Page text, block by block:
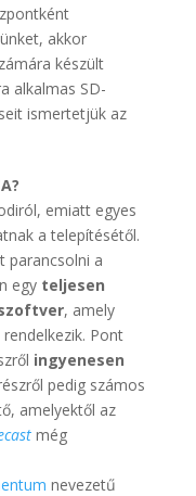
akkor
készült
alkalmas SD-
ismertetjük az
emiatt egyes
a telepítésétől.
parancsolni a
egy teljesen
, amely
Pont
ingyenesen
pedig számos
amelyektől az
még
nevezetű